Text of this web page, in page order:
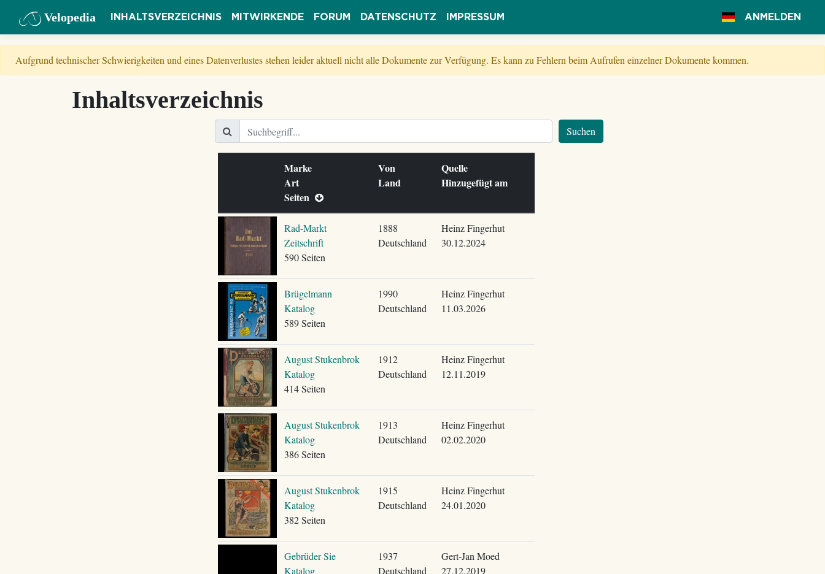
Velopedia INHALTSVERZEICHNIS MITWIRKENDE FORUM DATENSCHUTZ IMPRESSUM ANMELDEN
Aufgrund technischer Schwierigkeiten und eines Datenverlustes stehen leider aktuell nicht alle Dokumente zur Verfügung. Es kann zu Fehlern beim Aufrufen einzelner Dokumente kommen.
Inhaltsverzeichnis
Suchen
Marke
Art
Seiten
Von
Land
Quelle
Hinzugefügt am
Rad-Markt
Zeitschrift
590 Seiten
1888
Deutschland
Heinz Fingerhut
30.12.2024
Brügelmann
Katalog
589 Seiten
1990
Deutschland
Heinz Fingerhut
11.03.2026
August Stukenbrok
Katalog
414 Seiten
1912
Deutschland
Heinz Fingerhut
12.11.2019
August Stukenbrok
Katalog
386 Seiten
1913
Deutschland
Heinz Fingerhut
02.02.2020
August Stukenbrok
Katalog
382 Seiten
1915
Deutschland
Heinz Fingerhut
24.01.2020
Gebrüder Sie
Katalog
1937
Deutschland
Gert-Jan Moed
27.12.2019